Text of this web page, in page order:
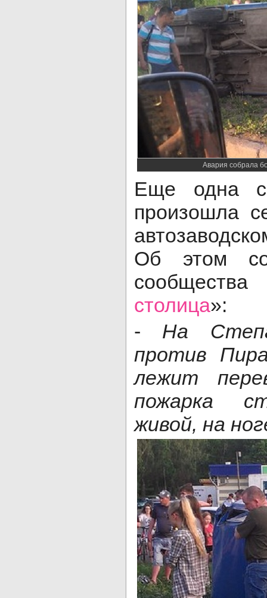
Авария собрала
Еще одна
произошла
Об этом
столица»:
- На
против
лежит
пожарка
живой, на